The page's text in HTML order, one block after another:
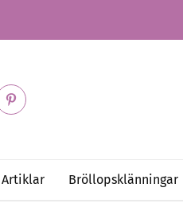
Bröllopsklänningar